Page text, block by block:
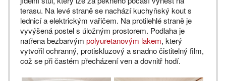
terasu. Na levé straně se nachází kuchyňský kout s
lednicí a elektrickým vařičem. Na protilehlé straně je
vyvýšená postel s úložným prostorem. Podlaha je
natřena bezbarvým polyuretanovým lakem, který
vytvořil ochranný, protiskluzový a snadno čistitelný film,
což se při častém přecházení ven a dovnitř hodí.